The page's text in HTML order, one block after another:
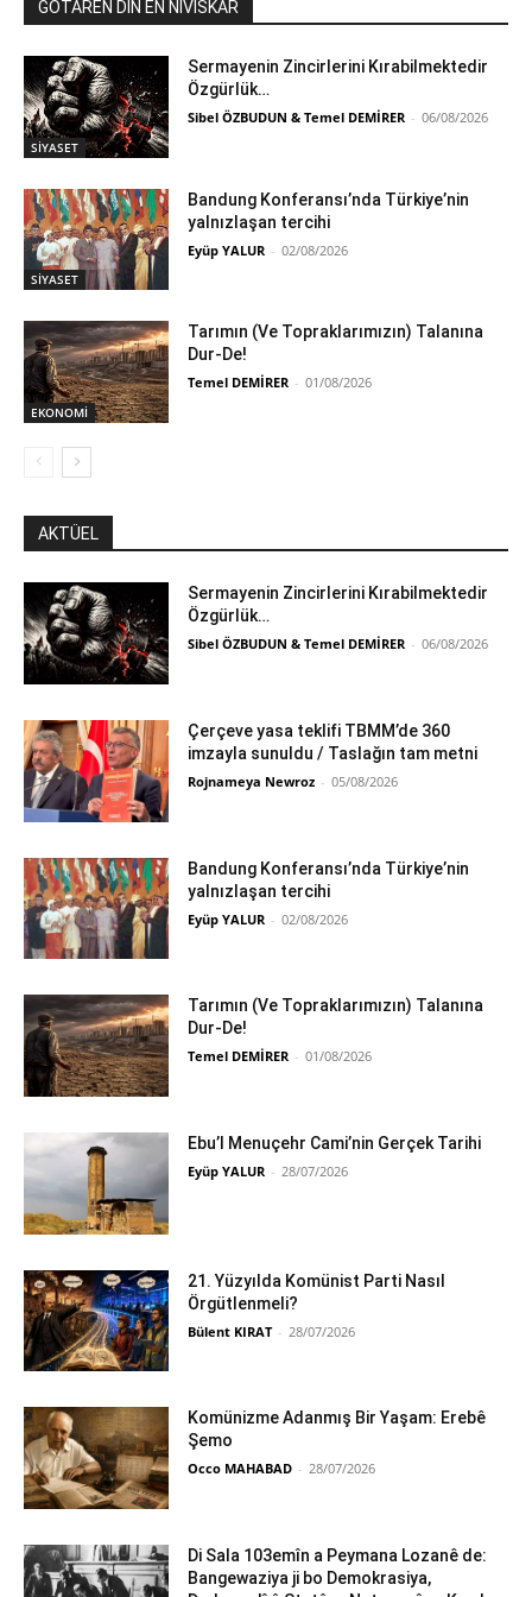
GOTARÊN DIN ÊN NIVÎSKAR
SİYASET
Sermayenin Zincirlerini Kırabilmektedir
Özgürlük…
Sibel ÖZBUDUN & Temel DEMİRER - 06/08/2026
SİYASET
Bandung Konferansı’nda Türkiye’nin
yalnızlaşan tercihi
Eyüp YALUR - 02/08/2026
EKONOMİ
Tarımın (Ve Topraklarımızın) Talanına
Dur-De!
Temel DEMİRER - 01/08/2026
AKTÜEL
Sermayenin Zincirlerini Kırabilmektedir
Özgürlük…
Sibel ÖZBUDUN & Temel DEMİRER - 06/08/2026
Çerçeve yasa teklifi TBMM’de 360
imzayla sunuldu / Taslağın tam metni
Rojnameya Newroz - 05/08/2026
Bandung Konferansı’nda Türkiye’nin
yalnızlaşan tercihi
Eyüp YALUR - 02/08/2026
Tarımın (Ve Topraklarımızın) Talanına
Dur-De!
Temel DEMİRER - 01/08/2026
Ebu’l Menuçehr Cami’nin Gerçek Tarihi
Eyüp YALUR - 28/07/2026
21. Yüzyılda Komünist Parti Nasıl
Örgütlenmeli?
Bülent KIRAT - 28/07/2026
Komünizme Adanmış Bir Yaşam: Erebê
Şemo
Occo MAHABAD - 28/07/2026
Di Sala 103emîn a Peymana Lozanê de:
Bangewaziya ji bo Demokrasiya,